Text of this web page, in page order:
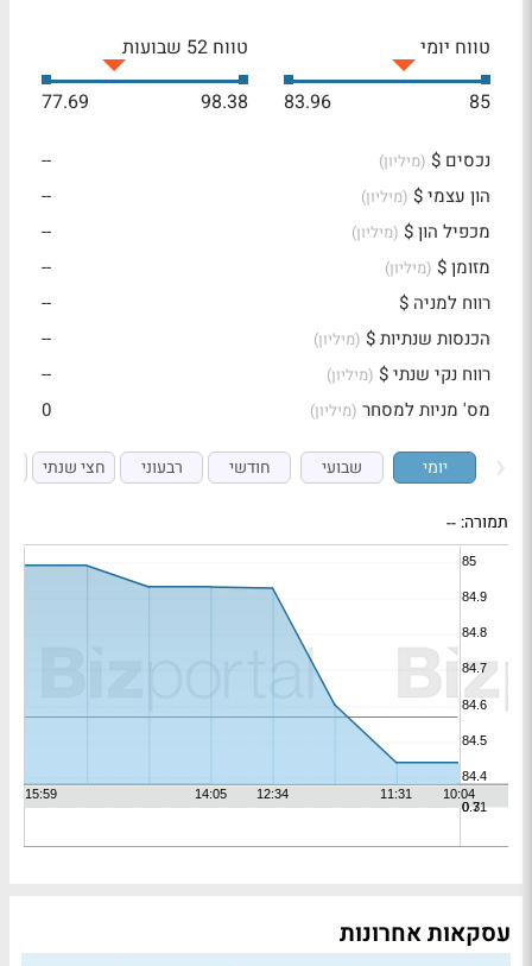
טווח יומי
85
83.96
טווח 52 שבועות
98.38
77.69
נכסים $ (מיליון)
--
הון עצמי $ (מיליון)
--
מכפיל הון $ (מיליון)
--
מזומן $ (מיליון)
--
רווח למניה $
--
הכנסות שנתיות $ (מיליון)
--
רווח נקי שנתי $ (מיליון)
--
מס' מניות למסחר (מיליון) 0
יומי שבועי חודשי רבעוני חצי שנתי
תמורה: --
עסקאות אחרונות